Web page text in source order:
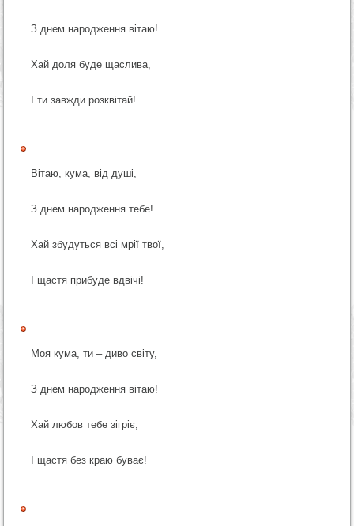
З днем народження вітаю!
Хай доля буде щаслива,
І ти завжди розквітай!
Вітаю, кума, від душі,
З днем народження тебе!
Хай збудуться всі мрії твої,
І щастя прибуде вдвічі!
Моя кума, ти – диво світу,
З днем народження вітаю!
Хай любов тебе зігріє,
І щастя без краю буває!